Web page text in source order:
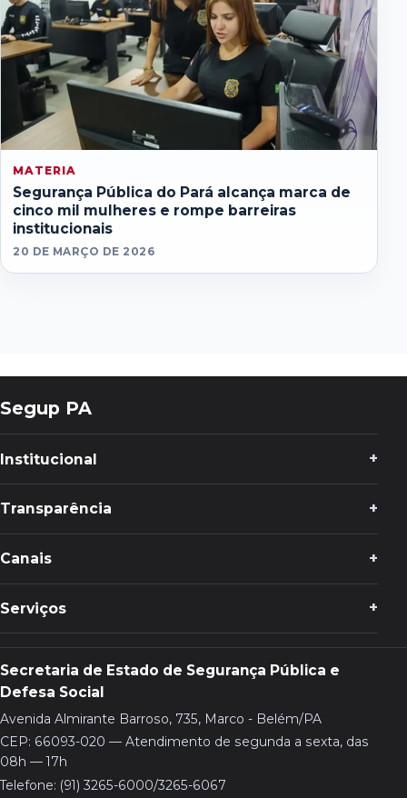
MATERIA
Segurança Pública do Pará alcança marca de
cinco mil mulheres e rompe barreiras
institucionais
20 DE MARÇO DE 2026
Segup PA
Institucional
Transparência
Canais
Serviços
Secretaria de Estado de Segurança Pública e
Defesa Social
Avenida Almirante Barroso, 735, Marco - Belém/PA
CEP: 66093-020 — Atendimento de segunda a sexta, das
08h — 17h
Telefone: (91) 3265-6000/3265-6067